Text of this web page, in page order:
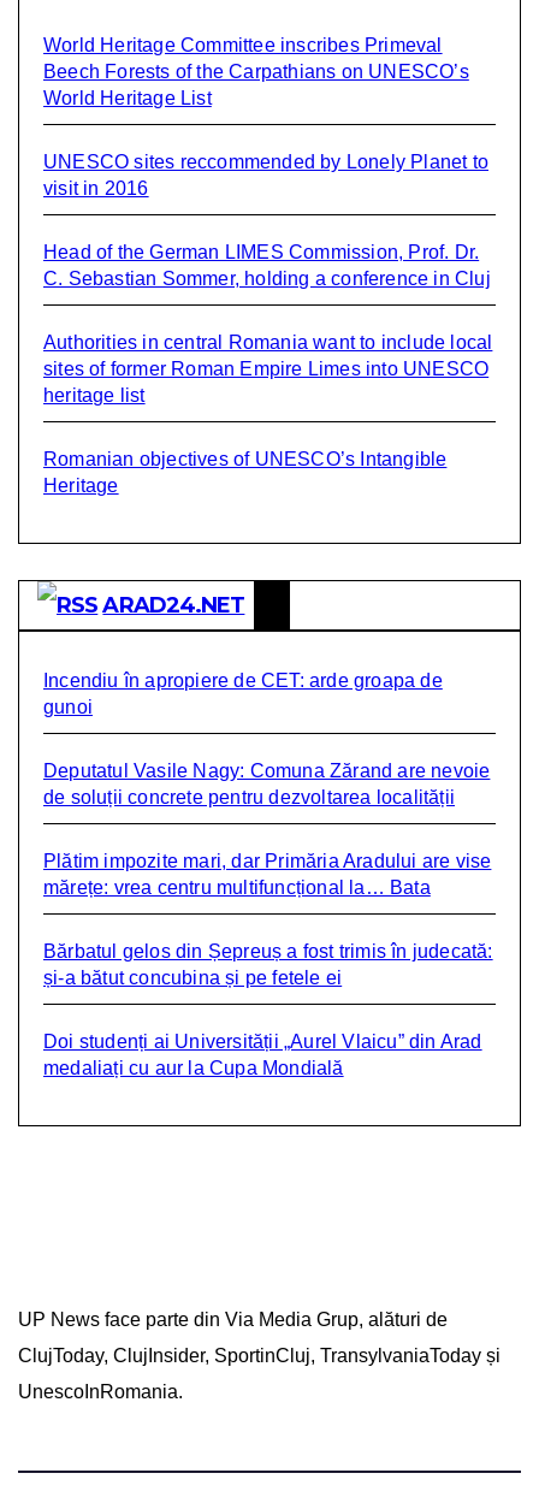
World Heritage Committee inscribes Primeval
Beech Forests of the Carpathians on UNESCO’s
World Heritage List
UNESCO sites reccommended by Lonely Planet to
visit in 2016
Head of the German LIMES Commission, Prof. Dr.
C. Sebastian Sommer, holding a conference in Cluj
Authorities in central Romania want to include local
sites of former Roman Empire Limes into UNESCO
heritage list
Romanian objectives of UNESCO’s Intangible
Heritage
ARAD24.NET
Incendiu în apropiere de CET: arde groapa de
gunoi
Deputatul Vasile Nagy: Comuna Zărand are nevoie
de soluții concrete pentru dezvoltarea localității
Plătim impozite mari, dar Primăria Aradului are vise
mărețe: vrea centru multifuncțional la… Bata
Bărbatul gelos din Șepreuș a fost trimis în judecată:
și-a bătut concubina și pe fetele ei
Doi studenți ai Universității „Aurel Vlaicu” din Arad
medaliați cu aur la Cupa Mondială
UP News face parte din Via Media Grup, alături de
ClujToday, ClujInsider, SportinCluj, TransylvaniaToday și
UnescoInRomania.